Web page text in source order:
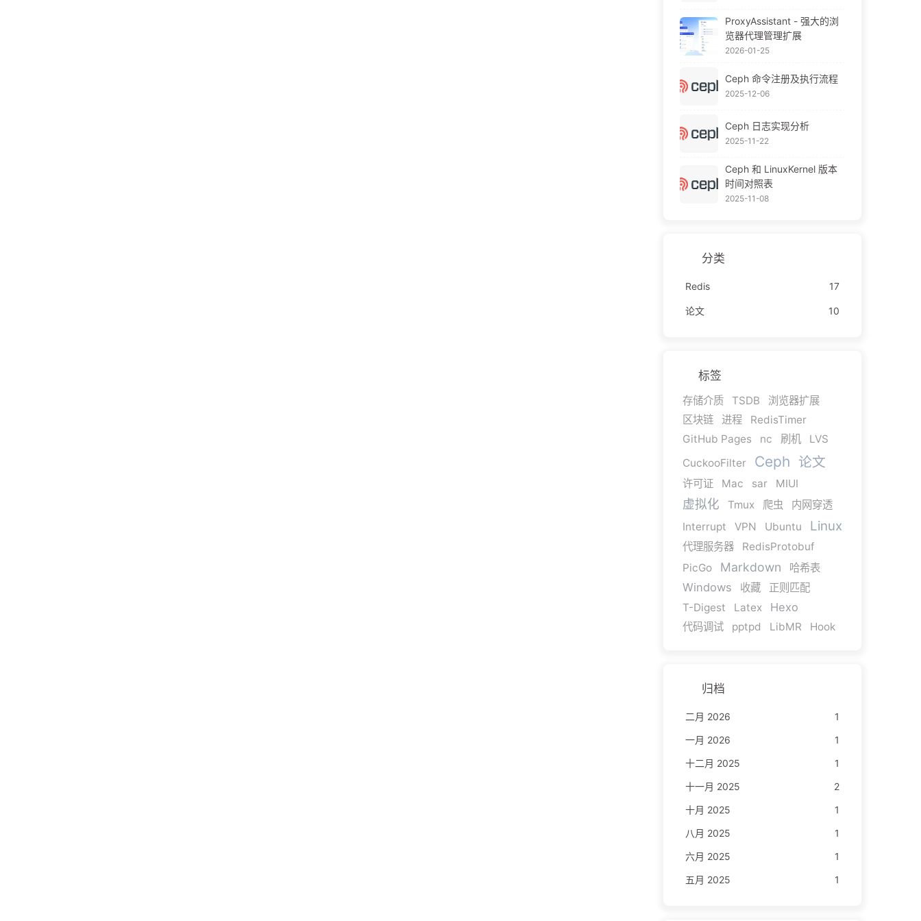
ProxyAssistant - 强大的浏
览器代理管理扩展
2026-01-25
Ceph 命令注册及执行流程
2025-12-06
Ceph 日志实现分析
2025-11-22
Ceph 和 LinuxKernel 版本
时间对照表
2025-11-08
分类
Redis 17
论文 10
标签
存储介质 TSDB
浏览器扩展
区块链
进程
RedisTimer
GitHub Pages
nc 刷机
LVS
CuckooFilter
Ceph 论文
许可证 Mac sar MIUI
虚拟化 Tmux 爬虫
内网穿透
Interrupt
VPN Ubuntu Linux
代理服务器
RedisProtobuf
PicGo
Markdown 哈希表
Windows 收藏
正则匹配
T-Digest
Latex Hexo
代码调试 pptpd LibMR Hook
归档
二月 2026
1
一月 2026
1
十二月 2025
1
十一月 2025
2
十月 2025
1
八月 2025
1
六月 2025
1
五月 2025
1